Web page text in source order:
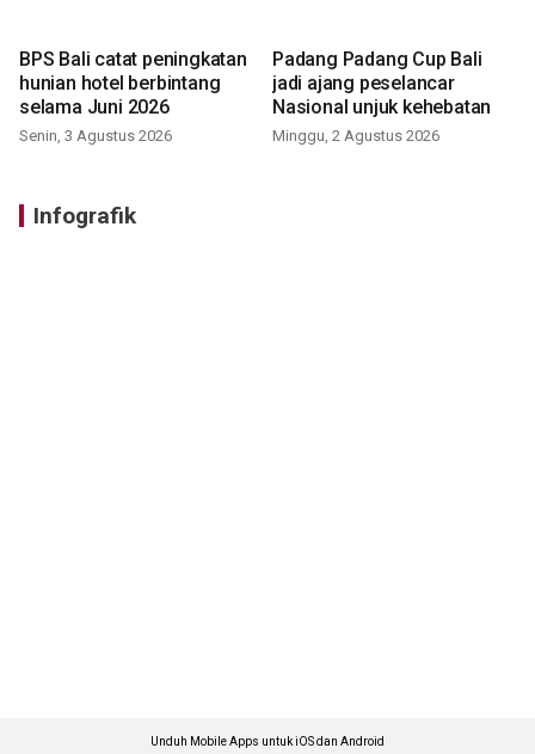
BPS Bali catat peningkatan
hunian hotel berbintang
selama Juni 2026
Senin, 3 Agustus 2026
Padang Padang Cup Bali
jadi ajang peselancar
Nasional unjuk kehebatan
Minggu, 2 Agustus 2026
Infografik
Unduh Mobile Apps untuk iOS dan Android